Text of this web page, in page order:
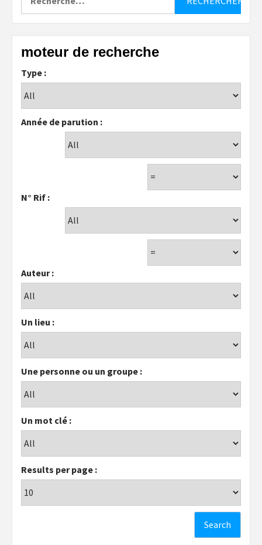
moteur de recherche
Type :
Année de parution :
N° Rif :
Auteur :
Un lieu :
Une personne ou un groupe :
Un mot clé :
Results per page :